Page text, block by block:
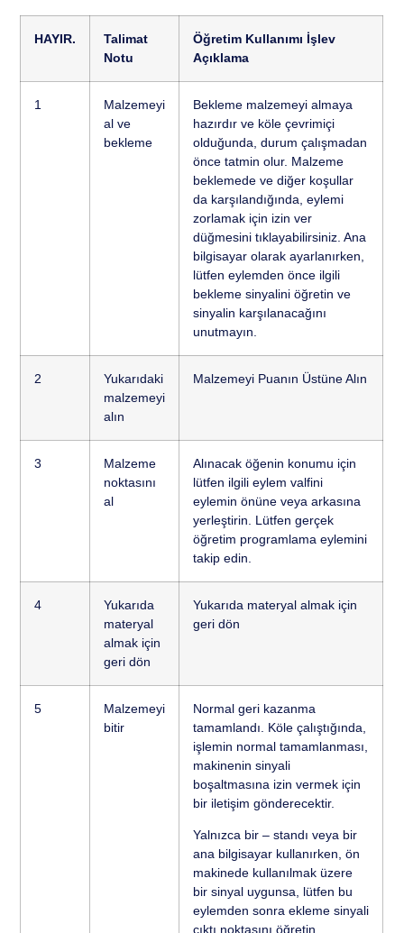
HAYIR.
Talimat
Notu
Öğretim Kullanımı İşlev
Açıklama
1
Malzemeyi
al ve
bekleme
Bekleme malzemeyi almaya
hazırdır ve köle çevrimiçi
olduğunda, durum çalışmadan
önce tatmin olur. Malzeme
beklemede ve diğer koşullar
da karşılandığında, eylemi
zorlamak için izin ver
düğmesini tıklayabilirsiniz. Ana
bilgisayar olarak ayarlanırken,
lütfen eylemden önce ilgili
bekleme sinyalini öğretin ve
sinyalin karşılanacağını
unutmayın.
2
Yukarıdaki
malzemeyi
alın
Malzemeyi Puanın Üstüne Alın
3
Malzeme
noktasını
al
Alınacak öğenin konumu için
lütfen ilgili eylem valfini
eylemin önüne veya arkasına
yerleştirin. Lütfen gerçek
öğretim programlama eylemini
takip edin.
4
Yukarıda
materyal
almak için
geri dön
Yukarıda materyal almak için
geri dön
5
Malzemeyi
bitir
Normal geri kazanma
tamamlandı. Köle çalıştığında,
işlemin normal tamamlanması,
makinenin sinyali
boşaltmasına izin vermek için
bir iletişim gönderecektir.
Yalnızca bir – standı veya bir
ana bilgisayar kullanırken, ön
makinede kullanılmak üzere
bir sinyal uygunsa, lütfen bu
eylemden sonra ekleme sinyali
çıktı noktasını öğretin.